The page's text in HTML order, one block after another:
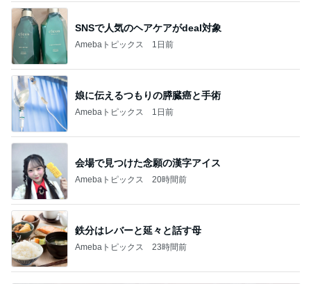
SNSで人気のヘアケアがdeal対象
Amebaトピックス 1日前
娘に伝えるつもりの膵臓癌と手術
Amebaトピックス 1日前
会場で見つけた念願の漢字アイス
Amebaトピックス 20時間前
鉄分はレバーと延々と話す母
Amebaトピックス 23時間前